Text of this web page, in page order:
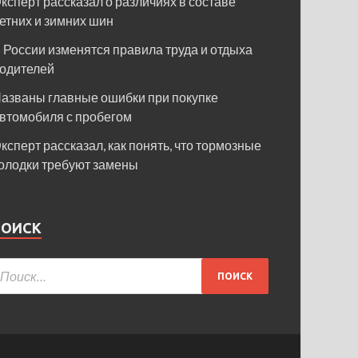
и зимних шин
России изменятся правила труда и отдыха
главные ошибки при покупке
с пробегом
рассказал, как понять, что тормозные
требуют замены